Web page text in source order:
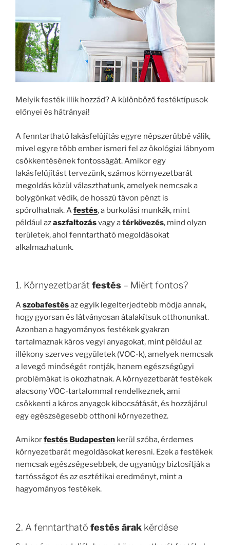
Melyik festék illik hozzád? A különböző festéktípusok
előnyei és hátrányai!
A fenntartható lakásfelújítás egyre népszerűbbé válik,
mivel egyre több ember ismeri fel az ökológiai lábnyom
csökkentésének fontosságát. Amikor egy
lakásfelújítást tervezünk, számos környezetbarát
megoldás közül választhatunk, amelyek nemcsak a
bolygónkat védik, de hosszú távon pénzt is
spórolhatnak. Afestés, a burkolási munkák, mint
például azaszfaltozásvagy atérkövezés, mind olyan
területek, ahol fenntartható megoldásokat
alkalmazhatunk.
1. Környezetbarát festés – Miért fontos?
Aszobafestésaz egyik legelterjedtebb módja annak,
hogy gyorsan és látványosan átalakítsuk otthonunkat.
Azonban a hagyományos festékek gyakran
tartalmaznak káros vegyi anyagokat, mint például az
illékony szerves vegyületek (VOC-k), amelyek nemcsak
a levegő minőségét rontják, hanem egészségügyi
problémákat is okozhatnak. A környezetbarát festékek
alacsony VOC-tartalommal rendelkeznek, ami
csökkenti a káros anyagok kibocsátását, és hozzájárul
egy egészségesebb otthoni környezethez.
Amikorfestés Budapesten kerül szóba, érdemes
környezetbarát megoldásokat keresni. Ezek a festékek
nemcsak egészségesebbek, de ugyanúgy biztosítják a
tartósságot és az esztétikai eredményt, mint a
hagyományos festékek.
2. A fenntartható festés árak kérdése